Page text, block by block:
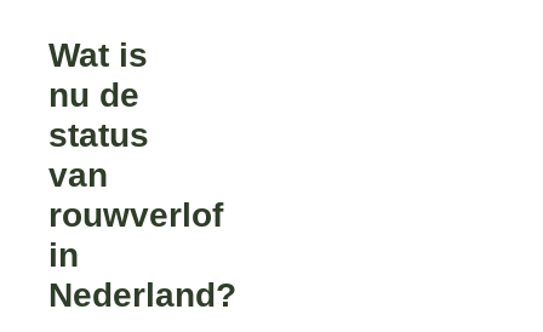
Wat is
nu de
status
van
rouwverlof
in
Nederland?